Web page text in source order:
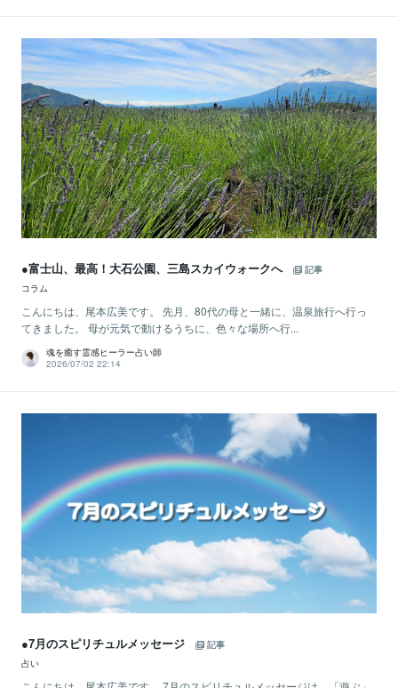
●富士山、最高！大石公園、三島スカイウォークへ
記事
コラム
こんにちは、尾本広美です。 先月、80代の母と一緒に、温泉旅行へ行っ
てきました。 母が元気で動けるうちに、色々な場所へ行...
魂を癒す霊感ヒーラー占い師
2026/07/02 22:14
●7月のスピリチュルメッセージ
記事
占い